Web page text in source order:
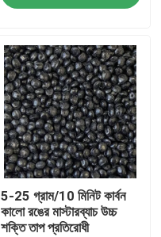
5-25 গ্রাম/10 মিনিট কার্বন
কালো রঙের মাস্টারব্যাচ উচ্চ
শক্তি তাপ প্রতিরোধী